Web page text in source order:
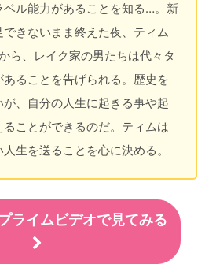
ベル能力があることを知る…。新
きないまま終えた夜、ティム
ら、レイク家の男たちは代々タ
ることを告げられる。歴史を
、自分の人生に起きる事や起
ことができるのだ。ティムは
生を送ることを心に決める。
ライムビデオで見てみる